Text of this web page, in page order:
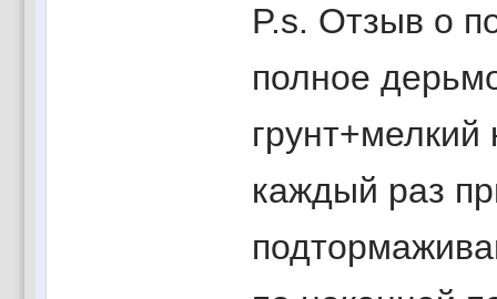
P.s. Отзыв о
полное
каждый раз